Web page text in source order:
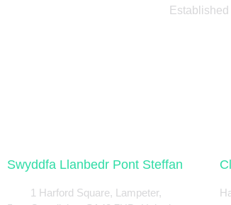
Swyddfa Llanbedr Pont Steffan
1 Harford Square, Lampeter,